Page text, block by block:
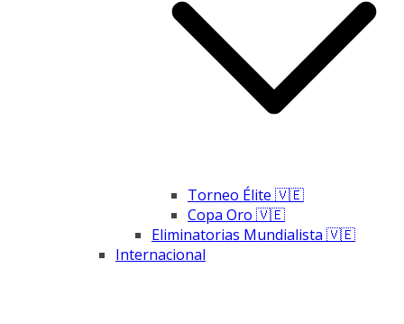
Torneo Élite 🇻🇪
Copa Oro 🇻🇪
Eliminatorias Mundialista 🇻🇪
Internacional